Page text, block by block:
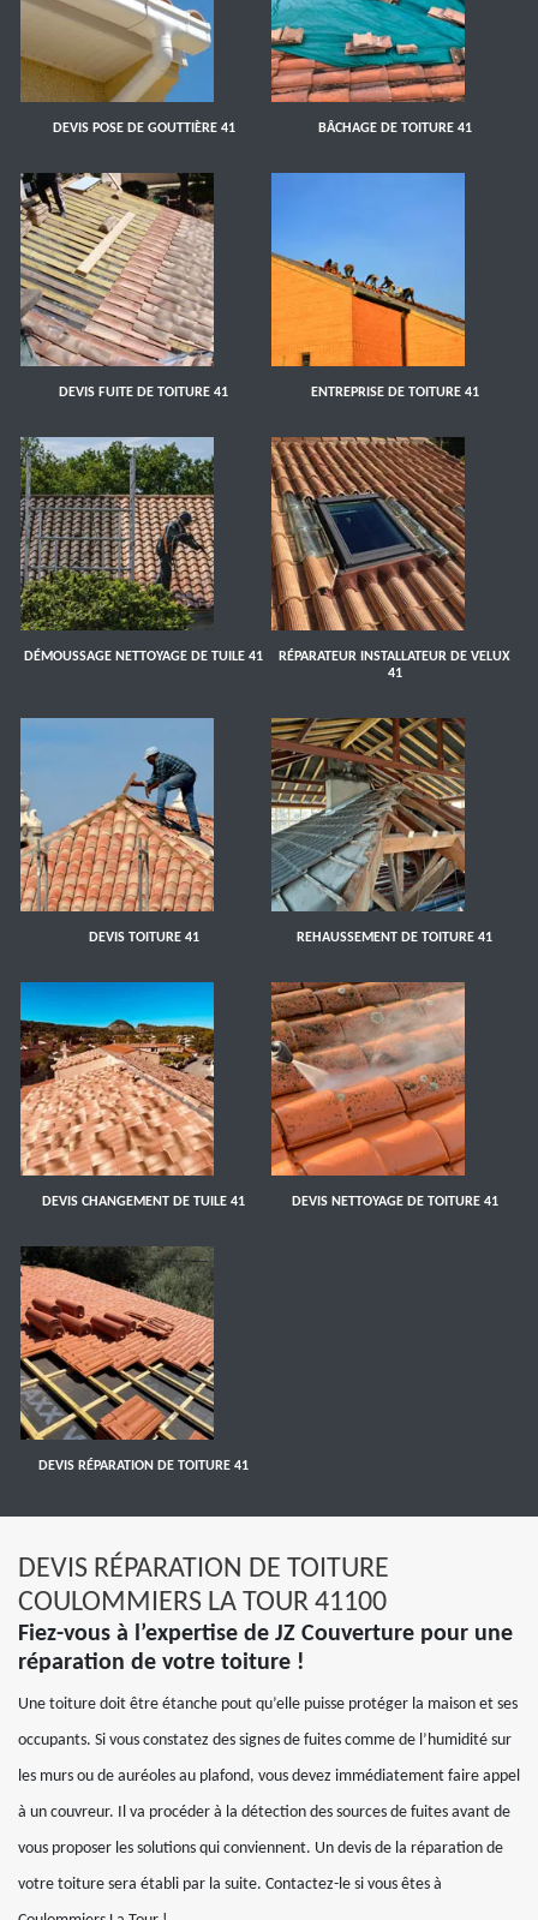
DEVIS POSE DE GOUTTIÈRE 41 BÂCHAGE DE TOITURE 41
DEVIS FUITE DE TOITURE 41 ENTREPRISE DE TOITURE 41
DÉMOUSSAGE NETTOYAGE DE TUILE 41
RÉPARATEUR INSTALLATEUR DE VELUX
41
DEVIS TOITURE 41 REHAUSSEMENT DE TOITURE 41
DEVIS CHANGEMENT DE TUILE 41 DEVIS NETTOYAGE DE TOITURE 41
DEVIS RÉPARATION DE TOITURE 41
DEVIS RÉPARATION DE TOITURE
COULOMMIERS LA TOUR 41100
Fiez-vous à l’expertise de JZ Couverture pour une
réparation de votre toiture !
Une toiture doit être étanche pout qu’elle puisse protéger la maison et ses
occupants. Si vous constatez des signes de fuites comme de l’humidité sur
les murs ou de auréoles au plafond, vous devez immédiatement faire appel
à un couvreur. Il va procéder à la détection des sources de fuites avant de
vous proposer les solutions qui conviennent. Un devis de la réparation de
votre toiture sera établi par la suite. Contactez-le si vous êtes à